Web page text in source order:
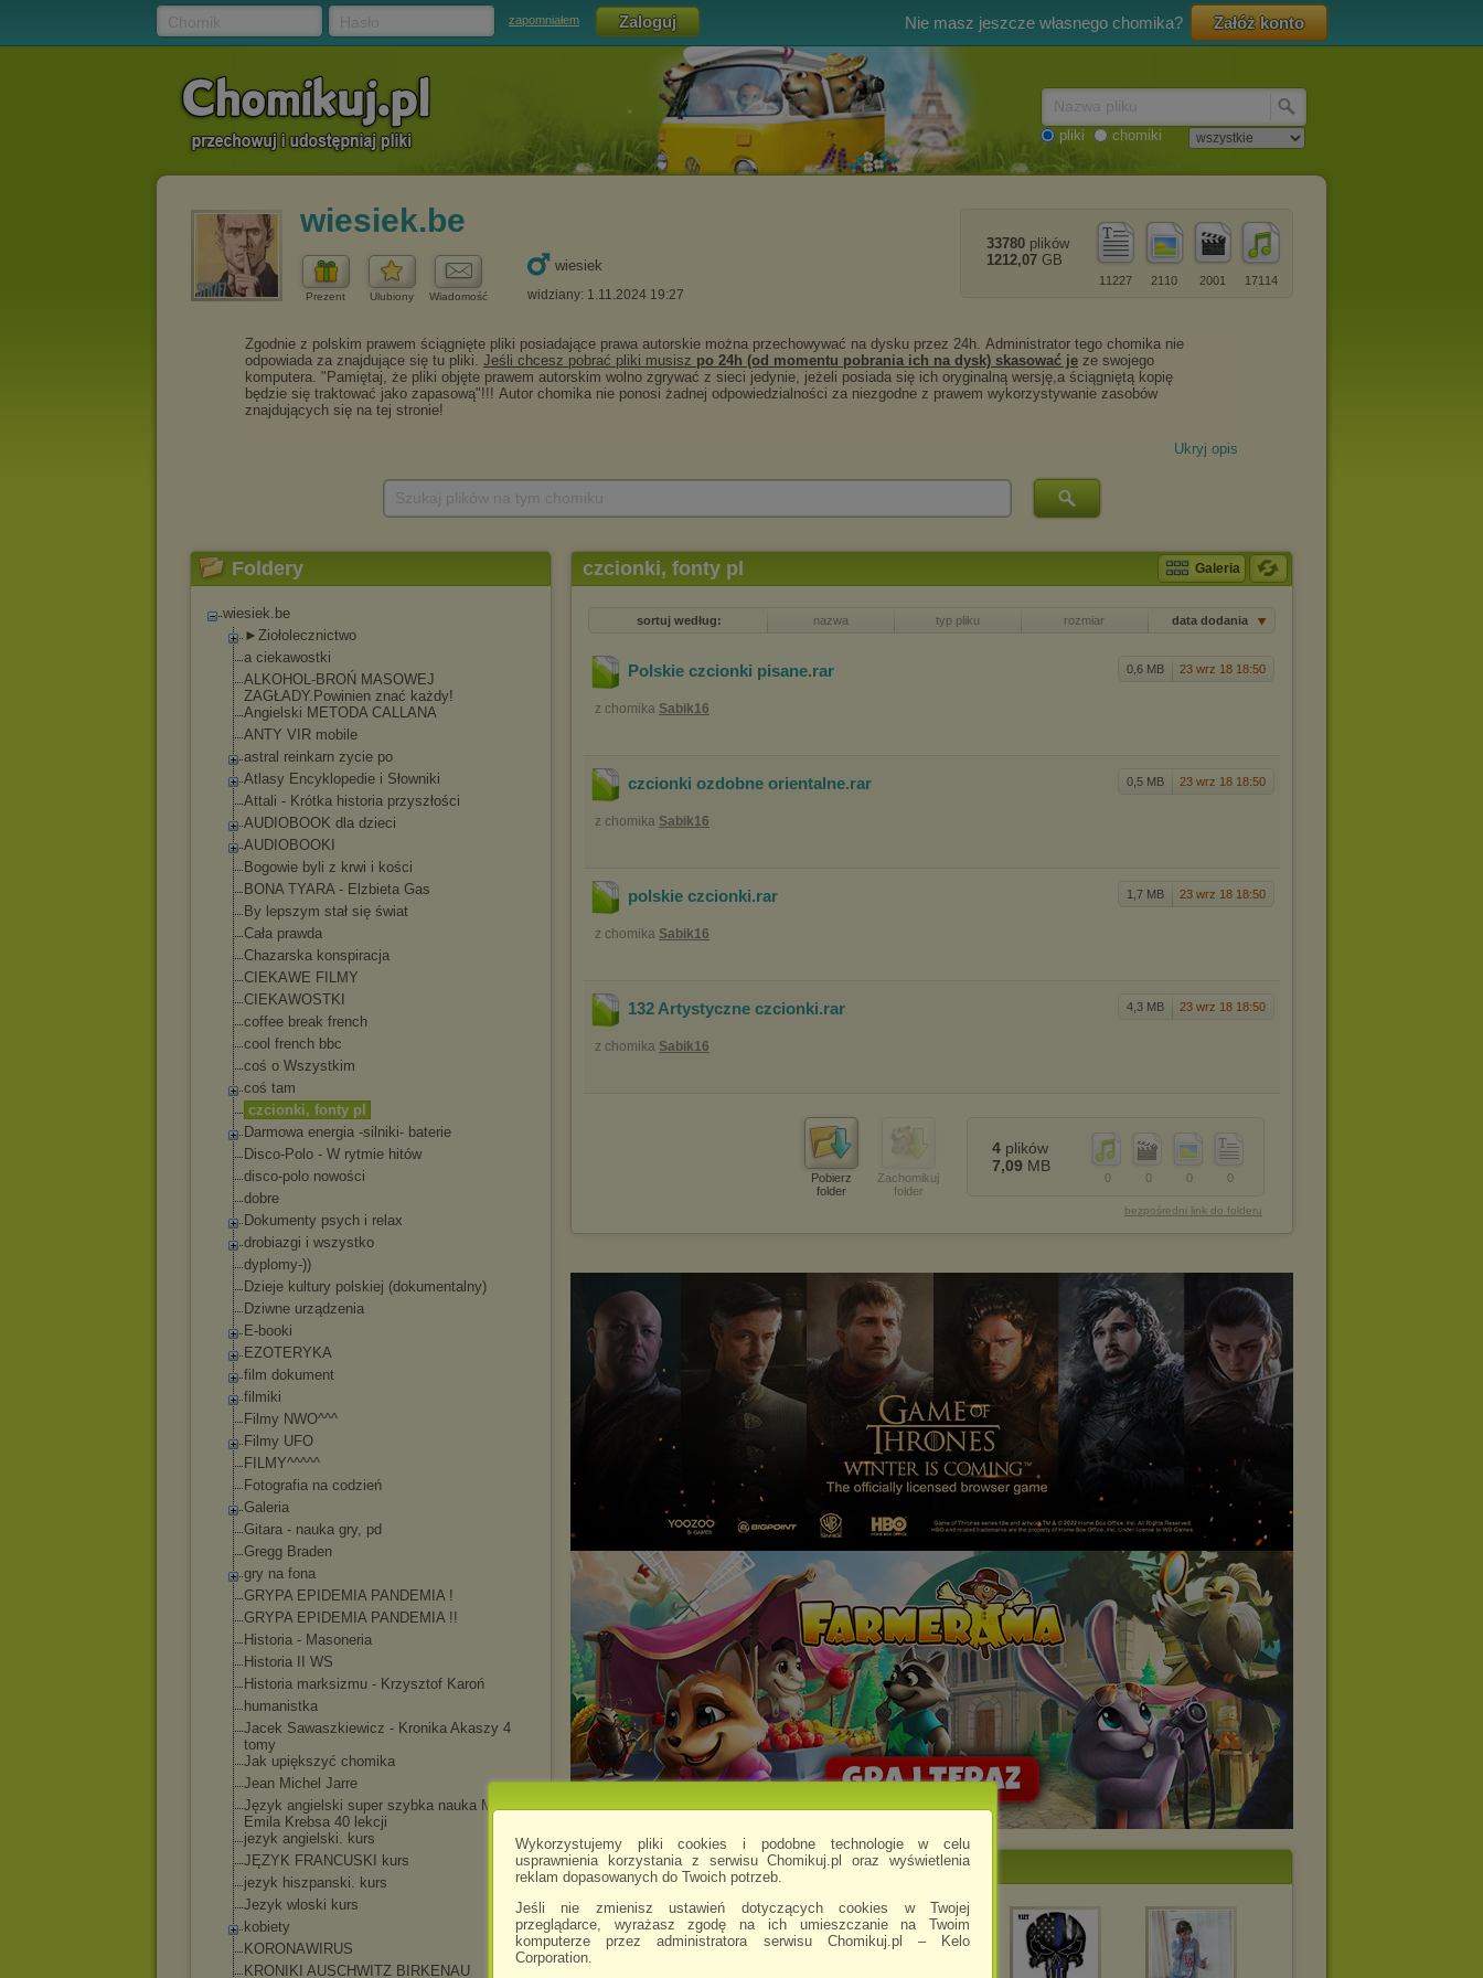
Wykorzystujemy pliki cookies i podobne technologie w celu
usprawnienia korzystania z serwisu Chomikuj.pl oraz wyświetlenia
reklam dopasowanych do Twoich potrzeb.
Jeśli nie zmienisz ustawień dotyczących cookies w Twojej
przeglądarce, wyrażasz zgodę na ich umieszczanie na Twoim
komputerze przez administratora serwisu Chomikuj.pl – Kelo
Corporation.
zapomniałem Nie masz jeszcze własnego chomika? Załóż konto
pliki chomiki
wiesiek.be
Prezent Ulubiony Wiadomość
wiesiek
widziany: 1.11.2024 19:27
17114
2001
2110
11227
33780 plików
1212,07 GB
Ukryj opis
Foldery
wiesiek.be
►Ziołolecznictwo
a ciekawostki
ALKOHOL-BROŃ MASOWEJ
ZAGŁADY.Powinien znać każdy!
Angielski METODA CALLANA
ANTY VIR mobile
astral reinkarn zycie po
Atlasy Encyklopedie i Słowniki
Attali - Krótka historia przyszłości
AUDIOBOOK dla dzieci
AUDIOBOOKI
Bogowie byli z krwi i kości
BONA TYARA - Elzbieta Gas
By lepszym stał się świat
Cała prawda
Chazarska konspiracja
CIEKAWE FILMY
CIEKAWOSTKI
coffee break french
cool french bbc
coś o Wszystkim
coś tam
czcionki, fonty pl
Darmowa energia -silniki- baterie
Disco-Polo - W rytmie hitów
disco-polo nowości
dobre
Dokumenty psych i relax
drobiazgi i wszystko
dyplomy-))
Dzieje kultury polskiej (dokumentalny)
Dziwne urządzenia
E-booki
EZOTERYKA
film dokument
filmiki
Filmy NWO^^^
Filmy UFO
FILMY^^^^^
Fotografia na codzień
Galeria
Gitara - nauka gry, pd
Gregg Braden
gry na fona
GRYPA EPIDEMIA PANDEMIA !
GRYPA EPIDEMIA PANDEMIA !!
Historia - Masoneria
Historia II WS
Historia marksizmu - Krzysztof Karoń
humanistka
Jacek Sawaszkiewicz - Kronika Akaszy 4
tomy
Jak upiększyć chomika
Jean Michel Jarre
Język angielski super szybka nauka Metodą
Emila Krebsa 40 lekcji
jezyk angielski. kurs
JĘZYK FRANCUSKI kurs
jezyk hiszpanski. kurs
Jezyk wloski kurs
kobiety
KORONAWIRUS
KRONIKI AUSCHWITZ BIRKENAU
czcionki, fonty pl Galeria
sortuj według: nazwa typ pliku rozmiar data dodania
0,6 MB 23 wrz 18 18:50
Polskie czcionki pisane.rar
z chomika Sabik16
0,5 MB 23 wrz 18 18:50
czcionki ozdobne orientalne.rar
z chomika Sabik16
1,7 MB 23 wrz 18 18:50
polskie czcionki.rar
z chomika Sabik16
4,3 MB 23 wrz 18 18:50
132 Artystyczne czcionki.rar
z chomika Sabik16
Pobierz
folder
Zachomikuj
folder
0
0
0
0
4 plików
7,09 MB
bezpośredni link do folderu
Zaprzyjaźnione i polecane chomiki(35)